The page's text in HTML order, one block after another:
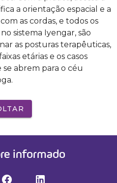
a orientação espacial e a
as cordas, e todos os
sistema Iyengar, são
as posturas terapêuticas,
etárias e os casos
se abrem para o céu
informado